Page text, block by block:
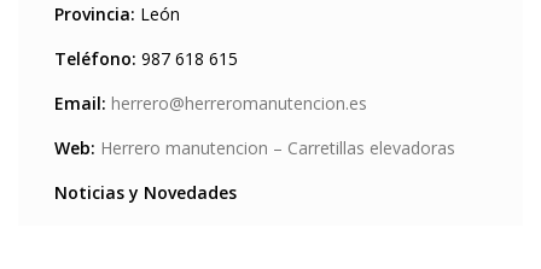
Provincia: León
Teléfono: 987 618 615
Email: herrero@herreromanutencion.es
Web: Herrero manutencion – Carretillas elevadoras
Noticias y Novedades